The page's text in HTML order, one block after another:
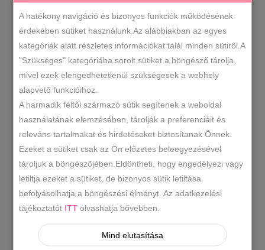
EZÜST 1
RENDEZÉS LEGÚJABB ALAPJÁN
ÖSSZESEN 1 TALÁLAT
SOLD
OPCIÓK VÁLASZTÁSA
A hatékony navigáció és bizonyos funkciók működésének
érdekében sütiket használunk.Az alábbiakban az egyes
kategóriák alatt részletes információkat talál minden sütiről.A
"Szükséges" kategóriába sorolt sütiket a böngésző tárolja,
mivel ezek elengedhetetlenül szükségesek a webhely
alapvető funkcióihoz.
A harmadik féltől származó sütik segítenek a weboldal
használatának elemzésében, tárolják a preferenciáit és
releváns tartalmakat és hirdetéseket biztosítanak Önnek.
Ezeket a sütiket csak az Ön előzetes beleegyezésével
tároljuk a böngészőjében.Eldöntheti, hogy engedélyezi vagy
letiltja ezeket a sütiket, de bizonyos sütik letiltása
befolyásolhatja a böngészési élményt. Az adatkezelési
tájékoztatót ITT olvashatja bővebben.
Mind elutasítása